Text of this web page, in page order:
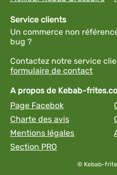
Service clients
Un commerce non
bug ?
Contactez notre service
formulaire de contact
A propos de Kebab-
Page Facebok
Charte des avis
Mentions légales
Section PRO
© Kebab-